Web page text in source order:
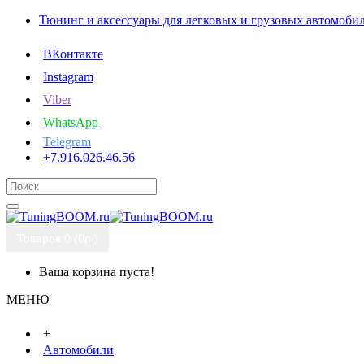
Тюнинг и аксессуары для легковых и грузовых
ВКонтакте
Instagram
Viber
WhatsApp
Telegram
+7.916.026.46.56
Ваша корзина пуста!
МЕНЮ
+
Автомобили